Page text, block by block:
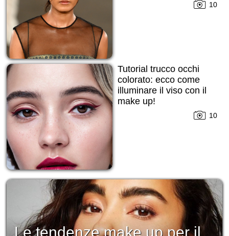
10
Tutorial trucco occhi
colorato: ecco come
illuminare il viso con il
make up!
10
Le tendenze make up per il